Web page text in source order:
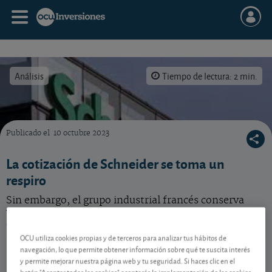
Análisis Tiempo de lectura: 2 min.
¿Qué hacer con esta acción del grupo Schneider, que atraviesa por malos momentos
Publicado el 10 octubre 2023
La cotización de Schneider se toma un
respiro
Sin embargo, el grupo industrial francés conserva
valiosos ases en la manga. Vea nuestro consejo para
Schneider
FR0000121972
300,60 EUR
OCU utiliza cookies propias y de terceros para analizar tus hábitos de
navegación, lo que permite obtener información sobre qué te suscita interés
y permite mejorar nuestra página web y tu seguridad. Si haces clic en el